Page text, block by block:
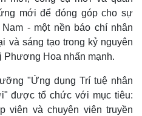
mới để đóng góp cho sự
- một nền báo chí nhân
và sáng tạo trong kỷ nguyên
Phương Hoa nhấn mạnh.
"Ứng dụng Trí tuệ nhân
được tổ chức với mục tiêu:
viên và chuyên viên truyền